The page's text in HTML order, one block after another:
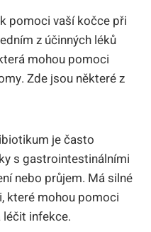
pomoci vaší kočce při
z účinných léků
mohou pomoci
‍Zde jsou některé z
je ‌často
s gastrointestinálními
nebo průjem. Má silné
které mohou pomoci
infekce.